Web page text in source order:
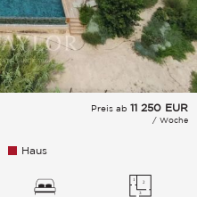
Preis ab 11 250 EUR
/ Woche
Haus